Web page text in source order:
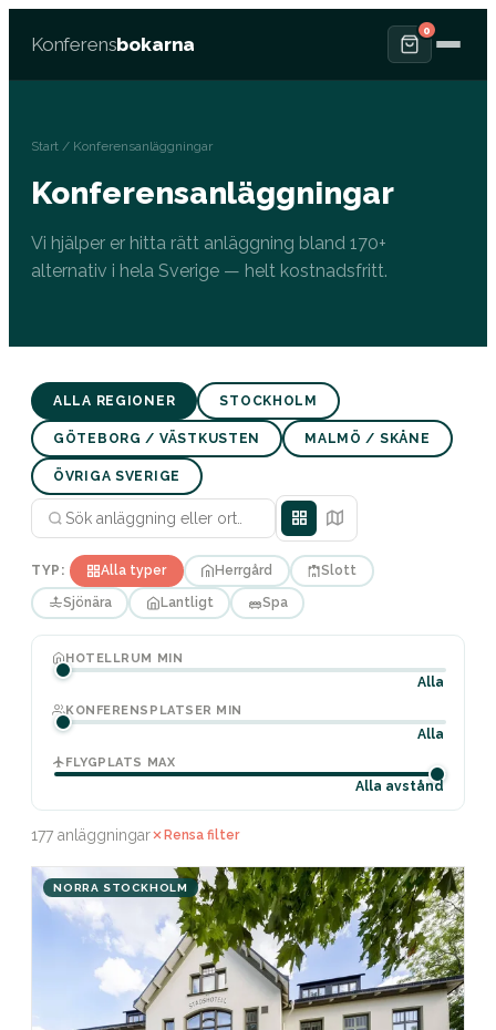
Konferensbokarna
0
Start / Konferensanläggningar
Konferensanläggningar
Vi hjälper er hitta rätt anläggning bland 170+
alternativ i hela Sverige — helt kostnadsfritt.
ALLA REGIONER STOCKHOLM
GÖTEBORG / VÄSTKUSTEN MALMÖ / SKÅNE
ÖVRIGA SVERIGE
TYP: Alla typer Herrgård Slott
Sjönära Lantligt Spa
HOTELLRUM MIN
Alla
KONFERENSPLATSER MIN
Alla
FLYGPLATS MAX
Alla avstånd
177 anläggningar Rensa filter
NORRA STOCKHOLM